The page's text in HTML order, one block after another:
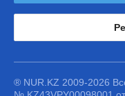
® NUR.KZ 2009-2026